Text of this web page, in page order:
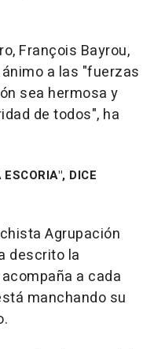
François Bayrou,
a las "fuerzas
sea hermosa y
de todos", ha
DICE
Agrupación
descrito la
a cada
manchando su